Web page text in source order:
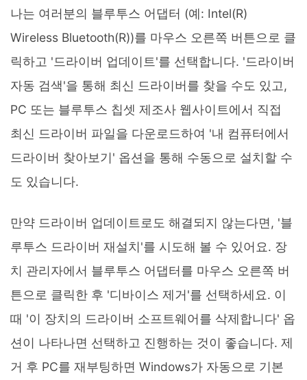
나는 여러분의 블루투스 어댑터 (예: Intel(R)
Wireless Bluetooth(R))를 마우스 오른쪽 버튼으로 클
릭하고 '드라이버 업데이트'를 선택합니다. '드라이버
자동 검색'을 통해 최신 드라이버를 찾을 수도 있고,
PC 또는 블루투스 칩셋 제조사 웹사이트에서 직접
최신 드라이버 파일을 다운로드하여 '내 컴퓨터에서
드라이버 찾아보기' 옵션을 통해 수동으로 설치할 수
도 있습니다.
만약 드라이버 업데이트로도 해결되지 않는다면, '블
루투스 드라이버 재설치'를 시도해 볼 수 있어요. 장
치 관리자에서 블루투스 어댑터를 마우스 오른쪽 버
튼으로 클릭한 후 '디바이스 제거'를 선택하세요. 이
때 '이 장치의 드라이버 소프트웨어를 삭제합니다' 옵
션이 나타나면 선택하고 진행하는 것이 좋습니다. 제
거 후 PC를 재부팅하면 Windows가 자동으로 기본